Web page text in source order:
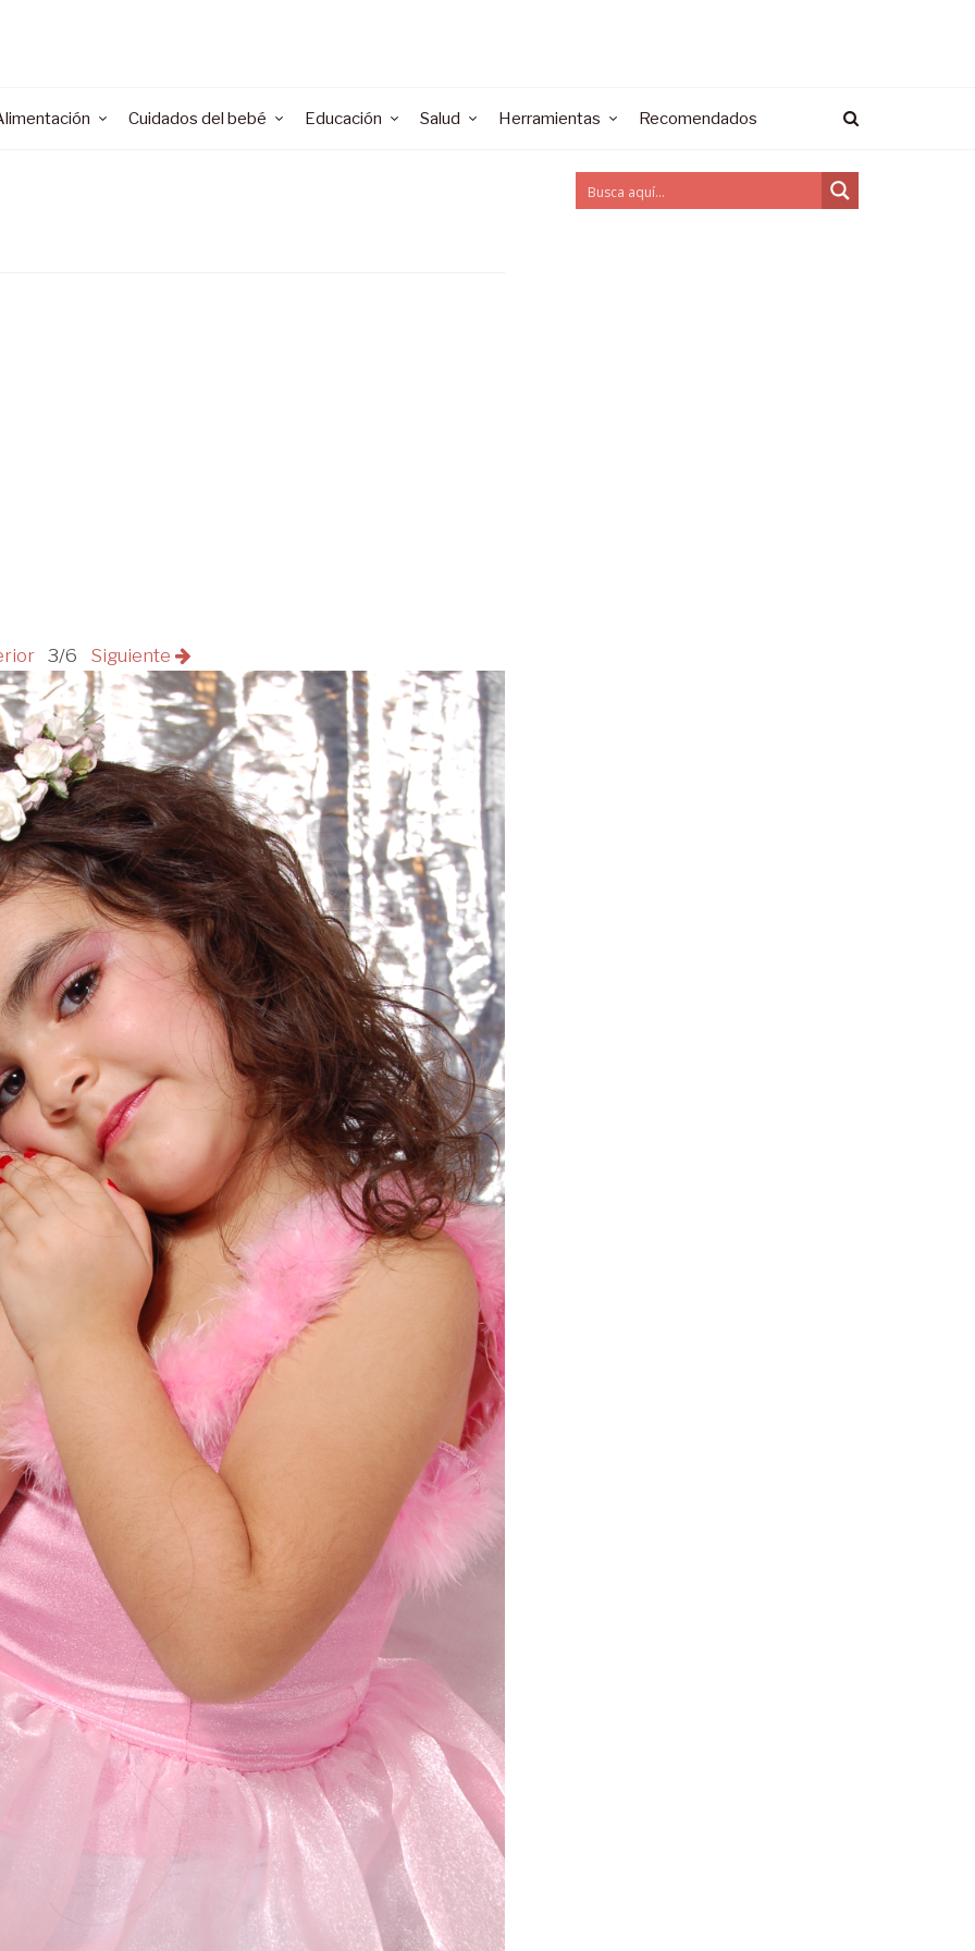
Cuidados del bebé Educación Salud Herramientas Recomendados
3/6 Siguiente